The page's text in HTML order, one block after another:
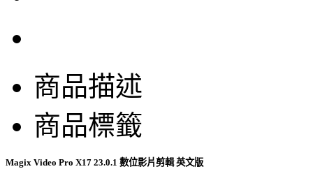
商品描述
商品標籤
Magix Video Pro X17 23.0.1 數位影片剪輯 英文版